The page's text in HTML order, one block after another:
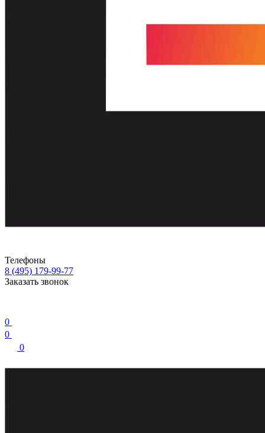
Телефоны
8 (495) 179-99-77
Заказать звонок
0
0
0